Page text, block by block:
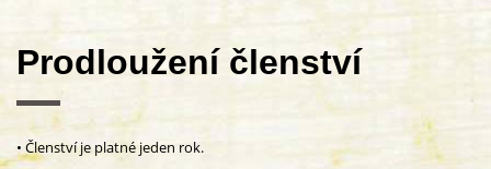
Prodloužení členství
• Členství je platné jeden rok.